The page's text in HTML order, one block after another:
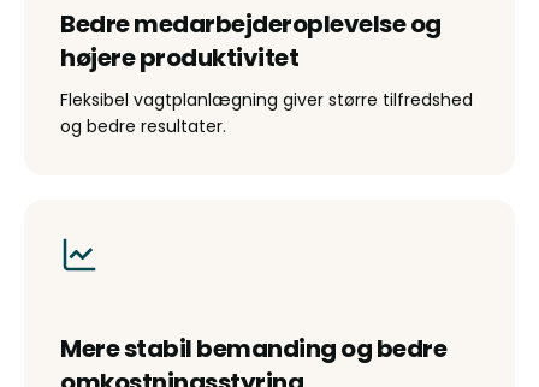
Bedre medarbejderoplevelse og
højere produktivitet
Fleksibel vagtplanlægning giver større tilfredshed
og bedre resultater.
Mere stabil bemanding og bedre